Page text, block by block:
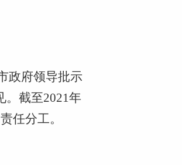
政府领导批示
。截至2021年
任分工。